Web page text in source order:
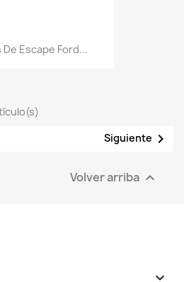
De Escape Ford...
Siguiente 
Volver arriba 
